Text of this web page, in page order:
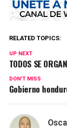
RELATED TOPICS:
UP NEXT
TODOS SE
DON'T MISS
Gobierno